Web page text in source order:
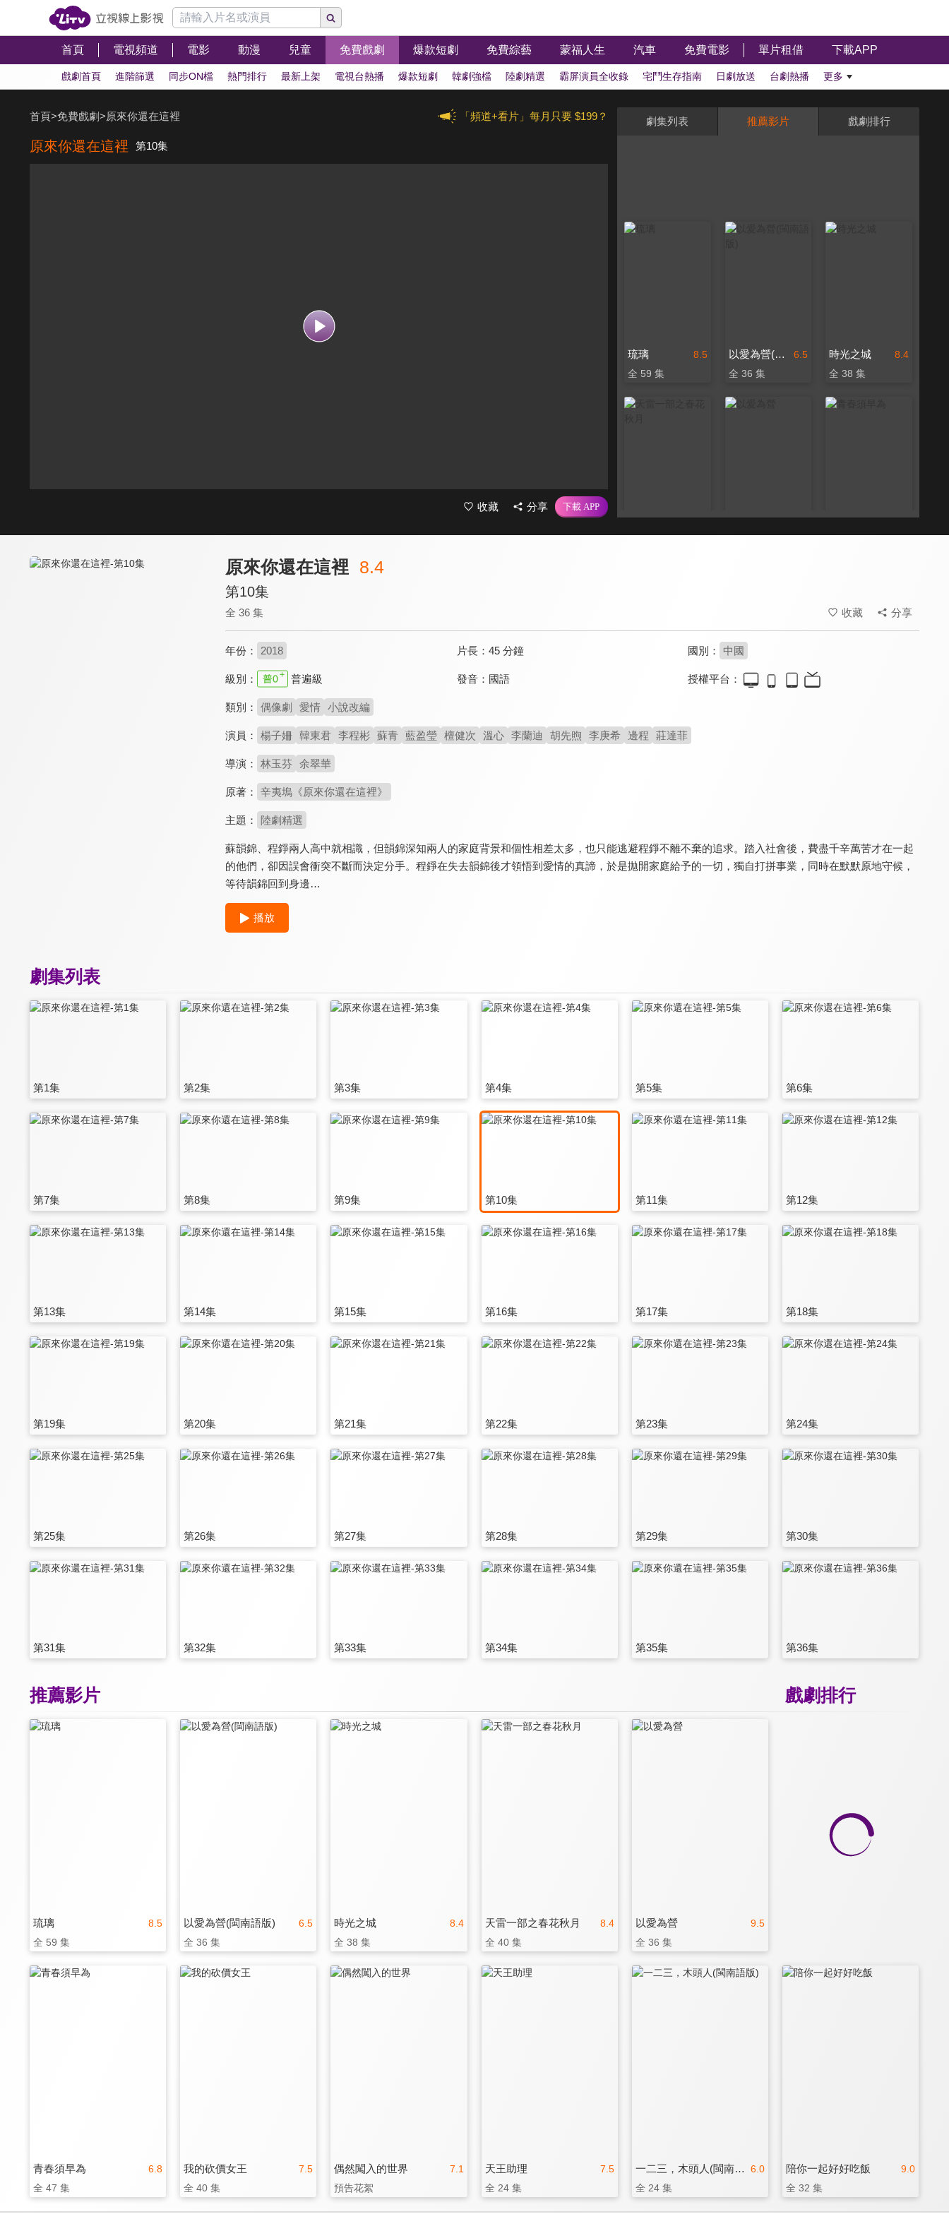
首頁 電視頻道 電影 動漫 兒童 免費戲劇 爆款短劇 免費綜藝 蒙福人生 汽車 免費電影 單片租借 下載APP
戲劇首頁 進階篩選 同步ON檔 熱門排行 最新上架 電視台熱播 爆款短劇 韓劇強檔 陸劇精選 霸屏演員全收錄 宅鬥生存指南 日劇放送 台劇熱播 更多
「頻道+看片」每月只要 $199？
首頁>免費戲劇>原來你還在這裡
原來你還在這裡 第10集
收藏 分享
劇集列表 推薦影片 戲劇排行
8.5
琉璃
全 59 集
6.5
以愛為營(閩南語版)
全 36 集
8.4
時光之城
全 38 集
全 40 集
原來你還在這裡 8.4
第10集
全 36 集 收藏 分享
年份： 2018 片長： 45 分鐘 國別： 中國
級別： 普遍級 發音： 國語 授權平台：
類別： 偶像劇 愛情 小說改編
演員： 楊子姍 韓東君 李程彬 蘇青 藍盈瑩 檀健次 溫心 李蘭迪 胡先煦 李庚希 邊程 莊達菲
導演： 林玉芬 余翠華
原著： 辛夷塢《原來你還在這裡》
主題： 陸劇精選
蘇韻錦、程錚兩人高中就相識，但韻錦深知兩人的家庭背景和個性相差太多，也只能逃避程錚不離不棄的追求。踏入社會後，費盡千辛萬苦才在一起
的他們，卻因誤會衝突不斷而決定分手。程錚在失去韻錦後才領悟到愛情的真諦，於是拋開家庭給予的一切，獨自打拼事業，同時在默默原地守候，
等待韻錦回到身邊…
播放
劇集列表
第1集 第2集 第3集 第4集 第5集 第6集
第7集 第8集 第9集 第10集 第11集 第12集
第13集 第14集 第15集 第16集 第17集 第18集
第19集 第20集 第21集 第22集 第23集 第24集
第25集 第26集 第27集 第28集 第29集 第30集
第31集 第32集 第33集 第34集 第35集 第36集
戲劇排行
推薦影片
8.5
琉璃
全 59 集
6.5
以愛為營(閩南語版)
全 36 集
8.4
時光之城
全 38 集
8.4
天雷一部之春花秋月
全 40 集
9.5
以愛為營
全 36 集
6.8
青春須早為
全 47 集
7.5
我的砍價女王
全 40 集
7.1
偶然闖入的世界
預告花絮
7.5
天王助理
全 24 集
6.0
一二三，木頭人(閩南語版)
全 24 集
9.0
陪你一起好好吃飯
全 32 集